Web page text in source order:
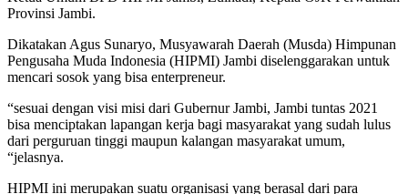
Provinsi Jambi.
Dikatakan Agus Sunaryo, Musyawarah Daerah (Musda) Himpunan
Pengusaha Muda Indonesia (HIPMI) Jambi diselenggarakan untuk
mencari sosok yang bisa enterpreneur.
“sesuai dengan visi misi dari Gubernur Jambi, Jambi tuntas 2021
bisa menciptakan lapangan kerja bagi masyarakat yang sudah lulus
dari perguruan tinggi maupun kalangan masyarakat umum,
“jelasnya.
HIPMI ini merupakan suatu organisasi yang berasal dari para